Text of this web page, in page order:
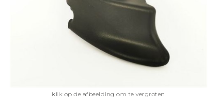
klik op de afbeelding om te vergroten